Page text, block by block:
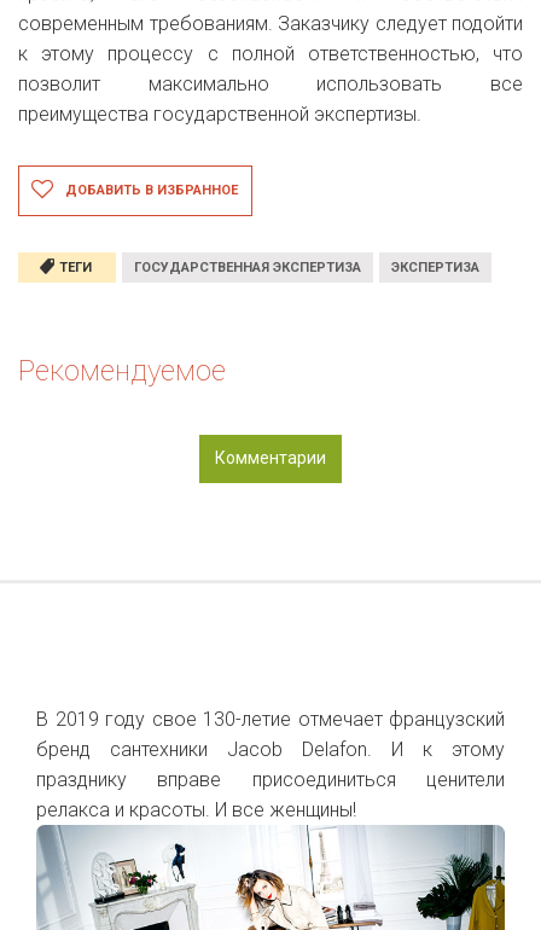
современным требованиям. Заказчику следует подойти
к этому процессу с полной ответственностью, что
позволит максимально использовать все
преимущества государственной экспертизы.
ДОБАВИТЬ В ИЗБРАННОЕ
ТЕГИ ГОСУДАРСТВЕННАЯ ЭКСПЕРТИЗА ЭКСПЕРТИЗА
Рекомендуемое
Комментарии
В 2019 году свое 130-летие отмечает французский
бренд сантехники Jacob Delafon. И к этому
празднику вправе присоединиться ценители
релакса и красоты. И все женщины!